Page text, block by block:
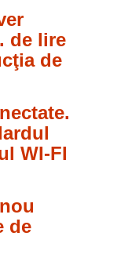
de lire
de
WI-FI
de